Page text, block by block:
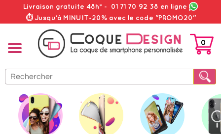
Livraison gratuite 48h* - 01 71 70 92 38 en ligne
⏱ Jusqu'à MINUIT-20% avec le code "PROMO20"
PANIER
0